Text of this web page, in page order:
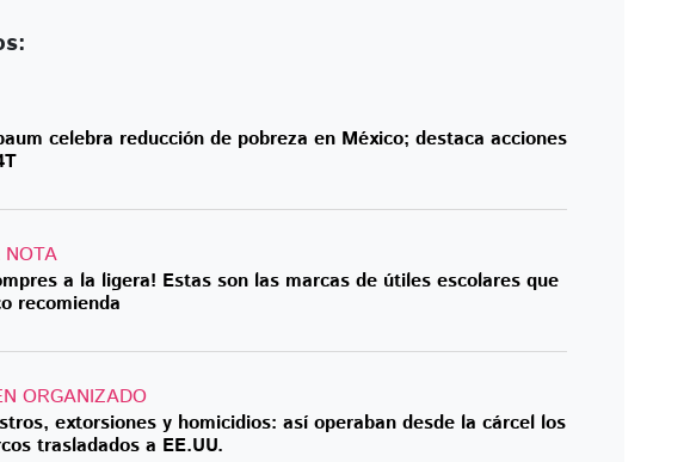
celebra reducción de pobreza en México; destaca acciones
a la ligera! Estas son las marcas de útiles escolares que
recomienda
ORGANIZADO
extorsiones y homicidios: así operaban desde la cárcel los
trasladados a EE.UU.